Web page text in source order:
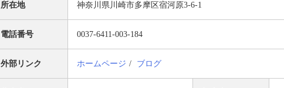
所在地 神奈川県川崎市多摩区宿河原3-6-1
電話番号 0037-6411-003-184
外部リンク ホームページ ブログ